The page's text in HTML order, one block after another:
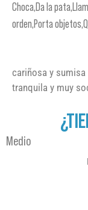
Choca,Da la
orden,Porta
cariñosa y sumisa
tranquila y muy
Medio